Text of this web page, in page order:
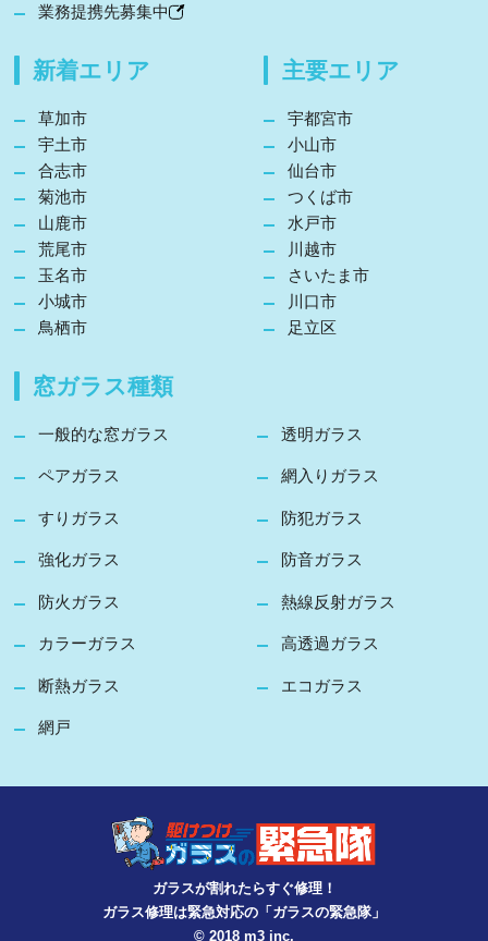
業務提携先募集中
新着エリア
草加市
宇土市
合志市
菊池市
山鹿市
荒尾市
玉名市
小城市
鳥栖市
主要エリア
宇都宮市
小山市
仙台市
つくば市
水戸市
川越市
さいたま市
川口市
足立区
窓ガラス種類
一般的な窓ガラス 透明ガラス
ペアガラス 網入りガラス
すりガラス 防犯ガラス
強化ガラス 防音ガラス
防火ガラス 熱線反射ガラス
カラーガラス 高透過ガラス
断熱ガラス エコガラス
網戸
ガラスが割れたらすぐ修理！
ガラス修理は緊急対応の「ガラスの緊急隊」
© 2018 m3 inc.